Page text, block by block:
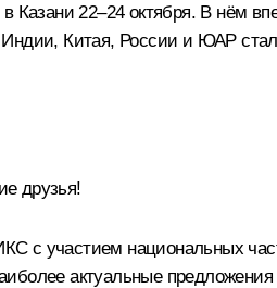
22–24 октября. В нём
Китая, России и ЮАР
друзья!
с участием национальных
актуальные